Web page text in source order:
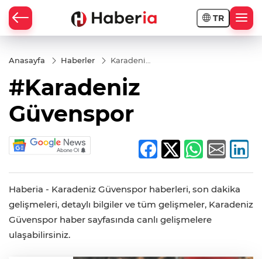
TR
Anasayfa Haberler
Karadeniz
#Karadeniz
Güvenspor
Haberia - Karadeniz Güvenspor haberleri, son dakika
gelişmeleri, detaylı bilgiler ve tüm gelişmeler, Karadeniz
Güvenspor haber sayfasında canlı gelişmelere
ulaşabilirsiniz.